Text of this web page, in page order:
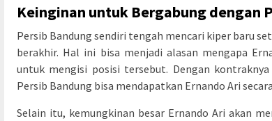
Keinginan untuk Bergabung dengan
Persib Bandung sendiri tengah mencari kiper baru
berakhir. Hal ini bisa menjadi alasan mengapa
untuk mengisi posisi tersebut. Dengan
Persib Bandung bisa mendapatkan Ernando Ari
Selain itu, kemungkinan besar Ernando Ari akan